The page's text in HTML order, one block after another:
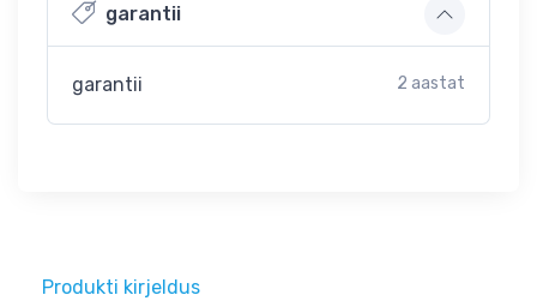
garantii
garantii 2 aastat
Produkti kirjeldus